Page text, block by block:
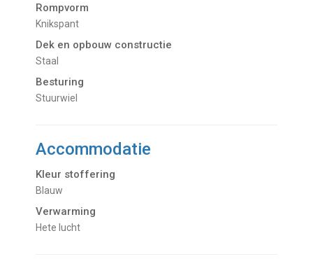
Rompvorm
Knikspant
Dek en opbouw constructie
Staal
Besturing
Stuurwiel
Accommodatie
Kleur stoffering
Blauw
Verwarming
hete lucht